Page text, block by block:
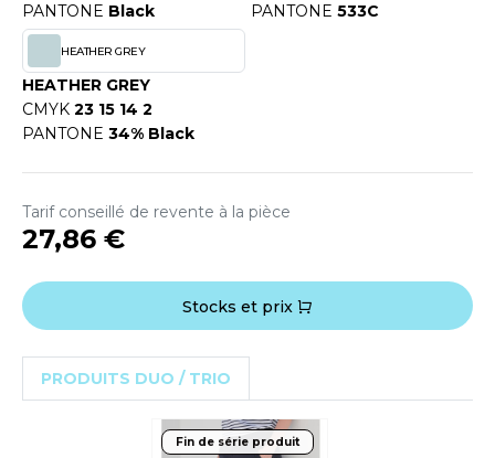
SHIRT
SHIRT
- BLOUSON
COOL
HOODS
T'S
PANTONE Black
PANTONE 533C
HEATHER GREY
HEATHER GREY
CMYK 23 15 14 2
PANTONE 34% Black
Tarif conseillé de revente à la pièce
27,86 €
Stocks et prix
PRODUITS DUO / TRIO
Fin de série produit